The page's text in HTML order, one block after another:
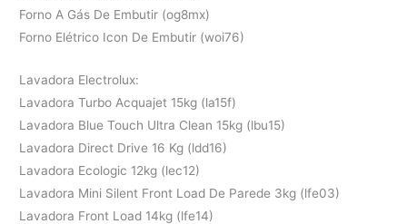
Forno A Gás De Embutir (og8mx)
Forno Elétrico Icon De Embutir (woi76)
Lavadora Electrolux:
Lavadora Turbo Acquajet 15kg (la15f)
Lavadora Blue Touch Ultra Clean 15kg (lbu15)
Lavadora Direct Drive 16 Kg (ldd16)
Lavadora Ecologic 12kg (lec12)
Lavadora Mini Silent Front Load De Parede 3kg (lfe03)
Lavadora Front Load 14kg (lfe14)